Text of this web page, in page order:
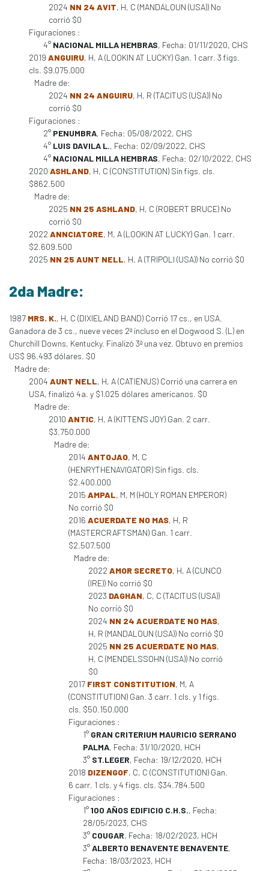
2024 NN 24 AVIT, H, C (MANDALOUN (USA)) No
corrió $0
Figuraciones :
4° NACIONAL MILLA HEMBRAS, Fecha: 01/11/2020, CHS
2019 ANGUIRU, H, A (LOOKIN AT LUCKY) Gan. 1 carr. 3 figs.
cls. $9.075.000
Madre de:
2024 NN 24 ANGUIRU, H, R (TACITUS (USA)) No
corrió $0
Figuraciones :
2° PENUMBRA, Fecha: 05/08/2022, CHS
4° LUIS DAVILA L., Fecha: 02/09/2022, CHS
4° NACIONAL MILLA HEMBRAS, Fecha: 02/10/2022, CHS
2020 ASHLAND, H, C (CONSTITUTION) Sin figs. cls.
$862.500
Madre de:
2025 NN 25 ASHLAND, H, C (ROBERT BRUCE) No
corrió $0
2022 ANNCIATORE, M, A (LOOKIN AT LUCKY) Gan. 1 carr.
$2.609.500
2025 NN 25 AUNT NELL, H, A (TRIPOLI (USA)) No corrió $0
2da Madre:
1987 MRS. K., H, C (DIXIELAND BAND) Corrió 17 cs., en USA.
Ganadora de 3 cs., nueve veces 2ª incluso en el Dogwood S. (L) en
Churchill Downs, Kentucky. Finalizó 3ª una vez. Obtuvo en premios
US$ 96.493 dólares. $0
Madre de:
2004 AUNT NELL, H, A (CATIENUS) Corrió una carrera en
USA, finalizó 4a. y $1.025 dólares americanos. $0
Madre de:
2010 ANTIC, H, A (KITTEN'S JOY) Gan. 2 carr.
$3.750.000
Madre de:
2014 ANTOJAO, M, C
(HENRYTHENAVIGATOR) Sin figs. cls.
$2.400.000
2015 AMPAL, M, M (HOLY ROMAN EMPEROR)
No corrió $0
2016 ACUERDATE NO MAS, H, R
(MASTERCRAFTSMAN) Gan. 1 carr.
$2.507.500
Madre de:
2022 AMOR SECRETO, H, A (CUNCO
(IRE)) No corrió $0
2023 DAGHAN, C, C (TACITUS (USA))
No corrió $0
2024 NN 24 ACUERDATE NO MAS,
H, R (MANDALOUN (USA)) No corrió $0
2025 NN 25 ACUERDATE NO MAS,
H, C (MENDELSSOHN (USA)) No corrió
$0
2017 FIRST CONSTITUTION, M, A
(CONSTITUTION) Gan. 3 carr. 1 cls. y 1 figs.
cls. $50.150.000
Figuraciones :
1° GRAN CRITERIUM MAURICIO SERRANO
PALMA, Fecha: 31/10/2020, HCH
3° ST.LEGER, Fecha: 19/12/2020, HCH
2018 DIZENGOF, C, C (CONSTITUTION) Gan.
6 carr. 1 cls. y 4 figs. cls. $34.784.500
Figuraciones :
1°100 AÑOS EDIFICIO C.H.S., Fecha:
28/05/2023, CHS
3° COUGAR, Fecha: 18/02/2023, HCH
3°ALBERTO BENAVENTE BENAVENTE,
Fecha: 18/03/2023, HCH